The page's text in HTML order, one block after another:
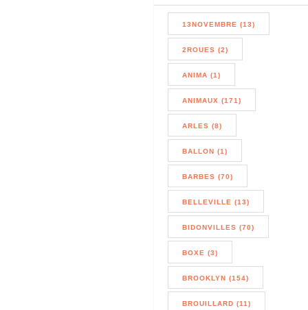
13NOVEMBRE (13)
2ROUES (2)
ANIMA (1)
ANIMAUX (171)
ARLES (8)
BALLON (1)
BARBES (70)
BELLEVILLE (13)
BIDONVILLES (70)
BOXE (3)
BROOKLYN (154)
BROUILLARD (11)